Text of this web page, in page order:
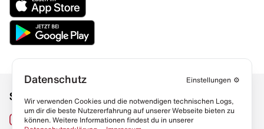
Social Media
Instagram
Links
Sneaker Lexikon
Datenschutz Einstellungen ⚙️
Wir verwenden Cookies und die notwendigen technischen Logs,
um dir die beste Nutzererfahrung auf unserer Webseite bieten zu
können. Weitere Informationen findest du in unserer